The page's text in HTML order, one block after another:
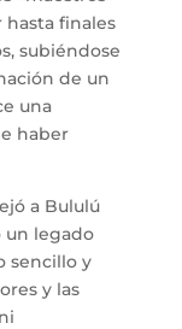
hasta finales
subiéndose
de un
una
haber
a Bululú
un legado
sencillo y
y las